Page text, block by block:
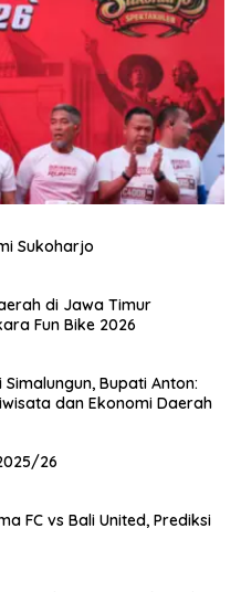
Sukoharjo
di Jawa Timur
Fun Bike 2026
Bupati Anton:
dan Ekonomi Daerah
26
FC vs Bali United, Prediksi